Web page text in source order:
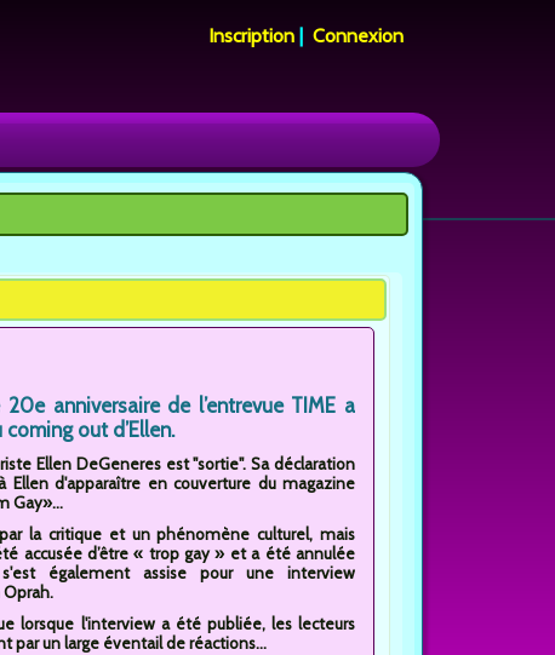
Inscription |Connexion
anniversaire de l’entrevue TIME a
out d’Ellen.
Ellen DeGeneres est "sortie". Sa déclaration
Ellen d'apparaître en couverture du magazine
Gay»...
la critique et un phénomène culturel, mais
accusée d’être « trop gay » et a été annulée
s'est également assise pour une interview
lorsque l'interview a été publiée, les lecteurs
par un large éventail de réactions...